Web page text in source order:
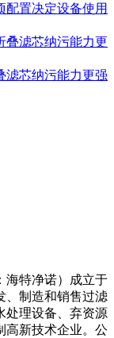
配置决定设备使用
滤芯纳污能力更强
海特净诺）成立于
、制造和销售过滤
处理设备、弃资源
高新技术企业。公